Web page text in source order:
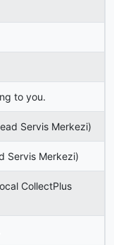
to you.
Servis Merkezi)
Servis Merkezi)
CollectPlus